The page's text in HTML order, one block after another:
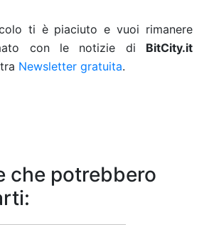
ti è piaciuto e vuoi rimanere
con le notizie di BitCity.it
Newsletter gratuita.
che potrebbero